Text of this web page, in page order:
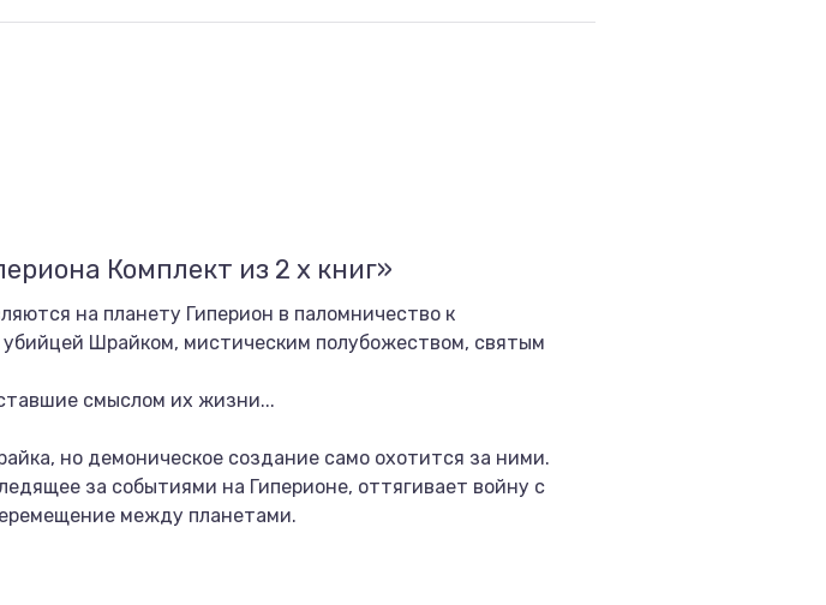
Комплект из 2 х книг»
на планету Гиперион в паломничество к
Шрайком, мистическим полубожеством, святым
смыслом их жизни...
но демоническое создание само охотится за ними.
за событиями на Гиперионе, оттягивает войну с
между планетами.